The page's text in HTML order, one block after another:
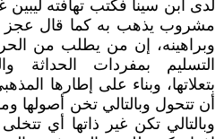
لدى ابن سينا فكتب تهافته ليبين
مشروب يذهب به كما قال
وبراهينه، إن من يطلب من
التسليم بمفردات الحداثة
بتعلاتها، وبناء على إطارها
أن تتحول وبالتالي تخن أصولها
وبالتالي تكن غير ذاتها أي